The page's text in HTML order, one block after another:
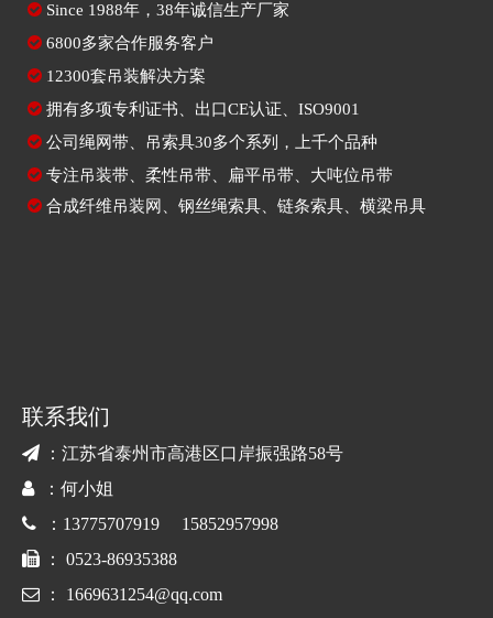
 Since 1988年，38年诚信生产厂家
 6800多家合作服务客户
 12300套吊装解决方案
 拥有多项专利证书、出口CE认证、ISO9001
 公司绳网带、吊索具30多个系列，上千个品种
 专注吊装带 柔性吊带 扁平吊带 、大吨位吊带
 合成纤维吊装网 、 钢丝绳索具、 链条索具、 横梁吊具
联系我们
 ：江苏省泰州市高港区口岸振强路58号
：何小姐
 ：13775707919 15852957998
 ： 0523-86935388
 ： 1669631254@qq.com